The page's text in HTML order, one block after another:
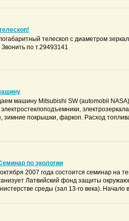
телескоп с диаметром
по т.29493141
машину Mitsubishi SW (automobil
зимние покрышки, фаркоп. Расход
по экологии
2007 года состоится семинар на
Латвийский фонд защиты
среды (зал 13-го века). Начало